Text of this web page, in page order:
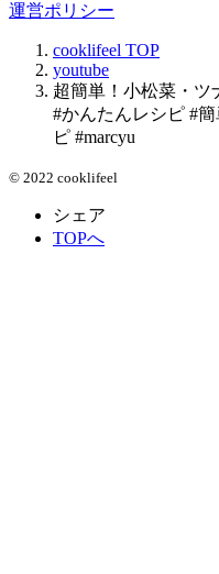
運営ポリシー
cooklifeel TOP
youtube
超簡単！小松菜・ツ
#かんたんレシピ #
ピ #marcyu
© 2022 cooklifeel
シェア
TOPへ